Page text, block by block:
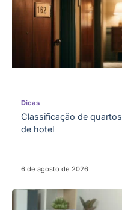
Dicas
Classificação de quartos
de hotel
6 de agosto de 2026